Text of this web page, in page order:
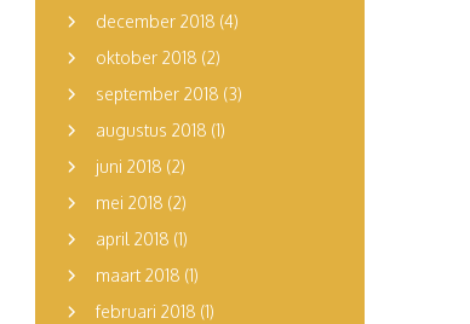
december 2018 (4)
oktober 2018 (2)
september 2018 (3)
augustus 2018 (1)
juni 2018 (2)
mei 2018 (2)
april 2018 (1)
maart 2018 (1)
februari 2018 (1)